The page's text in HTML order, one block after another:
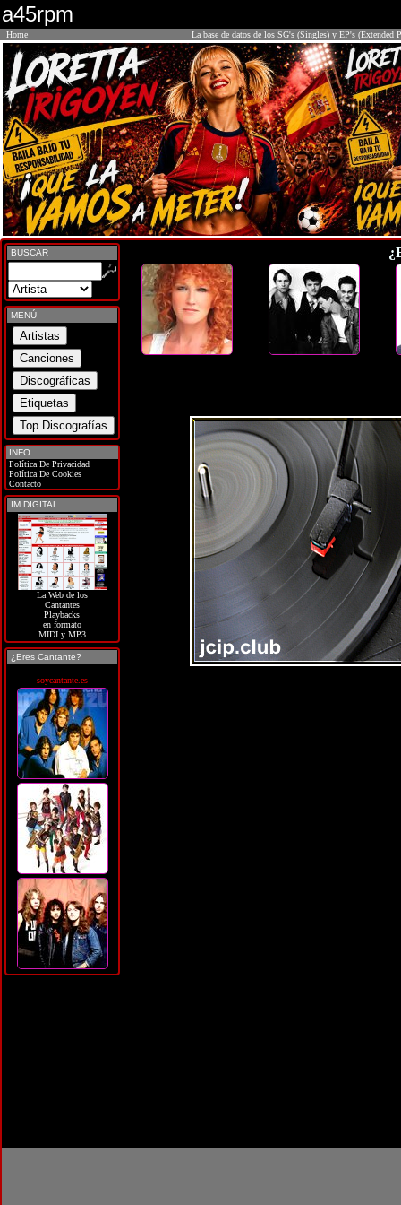
a45rpm
Home La base de datos de los SG's (Singles) y EP's (Extended
BUSCAR
MENÚ
INFO
Política De Privacidad
Política De Cookies
Contacto
IM DIGITAL
La Web de los
Cantantes
Playbacks
en formato
MIDI y MP3
¿Eres Cantante?
soycantante.es